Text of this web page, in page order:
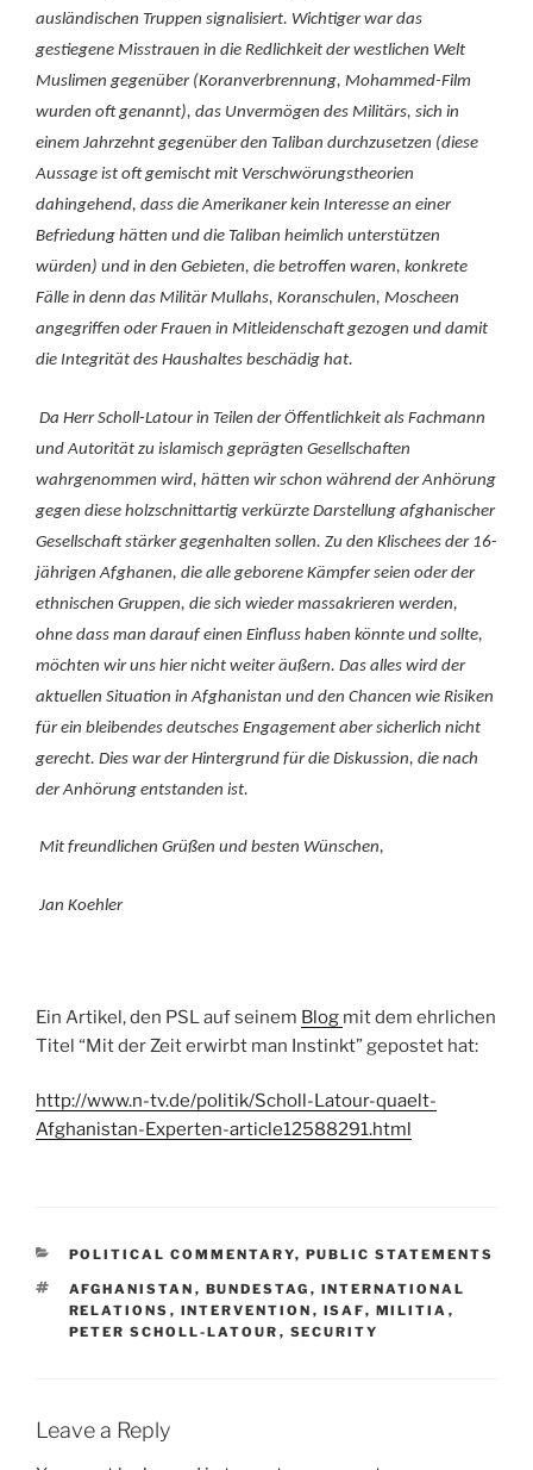
ausländischen Truppen signalisiert. Wichtiger war das
gestiegene Misstrauen in die Redlichkeit der westlichen Welt
Muslimen gegenüber (Koranverbrennung, Mohammed-Film
wurden oft genannt), das Unvermögen des Militärs, sich in
einem Jahrzehnt gegenüber den Taliban durchzusetzen (diese
Aussage ist oft gemischt mit Verschwörungstheorien
dahingehend, dass die Amerikaner kein Interesse an einer
Befriedung hätten und die Taliban heimlich unterstützen
würden) und in den Gebieten, die betroffen waren, konkrete
Fälle in denn das Militär Mullahs, Koranschulen, Moscheen
angegriffen oder Frauen in Mitleidenschaft gezogen und damit
die Integrität des Haushaltes beschädig hat.
Da Herr Scholl-Latour in Teilen der Öffentlichkeit als Fachmann
und Autorität zu islamisch geprägten Gesellschaften
wahrgenommen wird, hätten wir schon während der Anhörung
gegen diese holzschnittartig verkürzte Darstellung afghanischer
Gesellschaft stärker gegenhalten sollen. Zu den Klischees der 16-
jährigen Afghanen, die alle geborene Kämpfer seien oder der
ethnischen Gruppen, die sich wieder massakrieren werden,
ohne dass man darauf einen Einfluss haben könnte und sollte,
möchten wir uns hier nicht weiter äußern. Das alles wird der
aktuellen Situation in Afghanistan und den Chancen wie Risiken
für ein bleibendes deutsches Engagement aber sicherlich nicht
gerecht. Dies war der Hintergrund für die Diskussion, die nach
der Anhörung entstanden ist.
Mit freundlichen Grüßen und besten Wünschen,
Jan Koehler
Ein Artikel, den PSL auf seinem Blog mit dem ehrlichen
Titel “Mit der Zeit erwirbt man Instinkt” gepostet hat:
http://www.n-tv.de/politik/Scholl-Latour-quaelt-
Afghanistan-Experten-article12588291.html
CATEGORIES
POLITICAL COMMENTARY, PUBLIC STATEMENTS
TAGS
AFGHANISTAN , BUNDESTAG , INTERNATIONAL
RELATIONS , INTERVENTION , ISAF, MILITIA ,
PETER SCHOLL-LATOUR , SECURITY
Leave a Reply